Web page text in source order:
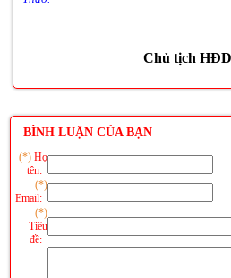
Chủ tịch
BÌNH LUẬN CỦA BẠN
(*) Họ
tên:
(*)
Email:
(*)
Tiêu
đề: